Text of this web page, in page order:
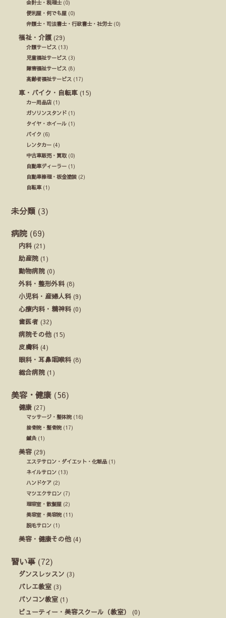
会計士・税理士(0)
便利屋・何でも屋 (0)
弁護士・司法書士・行政書士・社労士(0)
福祉・介護(29)
介護サービス (13)
児童福祉サービス (3)
障害福祉サービス (8)
高齢者福祉サービス (17)
車・バイク・自転車 (15)
カー用品店 (1)
ガソリンスタンド (1)
タイヤ・ホイール (1)
バイク (6)
レンタカー (4)
中古車販売・買取 (0)
自動車ディーラー (1)
自動車修理・板金塗装 (2)
自転車(1)
未分類 (3)
病院 (69)
内科 (21)
助産院 (1)
動物病院 (0)
外科・整形外科 (8)
小児科・産婦人科 (9)
心療内科・精神科 (0)
歯医者 (32)
病院その他 (15)
皮膚科 (4)
眼科・耳鼻咽喉科 (8)
総合病院 (1)
美容・健康 (56)
健康 (27)
マッサージ・整体院(16)
接骨院・整骨院(17)
鍼灸(1)
美容 (29)
エステサロン・ダイエット・化粧品 (1)
ネイルサロン (13)
ハンドケア (2)
マツエクサロン (7)
理容室・散髪屋 (2)
美容室・美容院(11)
脱毛サロン (1)
美容・健康その他 (4)
習い事 (72)
ダンスレッスン (3)
バレエ教室 (3)
パソコン教室 (1)
ビューティー・美容スクール（教室）
(0)